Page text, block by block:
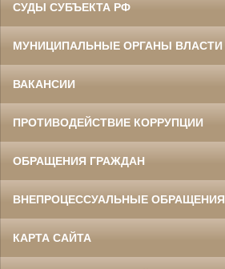
СУДЫ СУБЪЕКТА РФ
МУНИЦИПАЛЬНЫЕ ОРГАНЫ ВЛАСТИ
ВАКАНСИИ
ПРОТИВОДЕЙСТВИЕ КОРРУПЦИИ
ОБРАЩЕНИЯ ГРАЖДАН
ВНЕПРОЦЕССУАЛЬНЫЕ ОБРАЩЕНИЯ
КАРТА САЙТА